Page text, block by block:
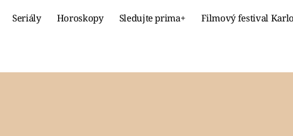
Seriály Horoskopy Sledujte prima+ Filmový festival